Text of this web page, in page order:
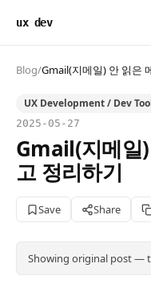
ux dev
Blog/Gmail(지메일) 안 읽은
UX Development / Dev
2025-05-27
Gmail(지메일
고 정리하기
Save Share
Showing original post —